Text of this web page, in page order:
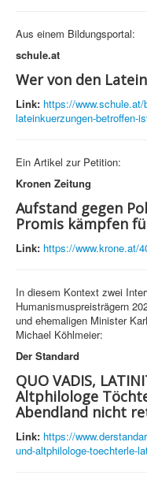
Aus einem Bildungsportal:
schule.at
Wer von den
Link: https://
lateinkuerzungen-betroffen-
Ein Artikel zur Petition:
Kronen Zeitung
Aufstand gegen
Promis kämpfen
Link: https://www.krone.at/
In diesem Kontext zwei
Humanismuspreisträgern
und ehemaligen Minister
Michael Köhlmeier:
Der Standard
QUO VADIS,
Altphilologe
Abendland nicht
Link: https://
und-altphilologe-toechterle-